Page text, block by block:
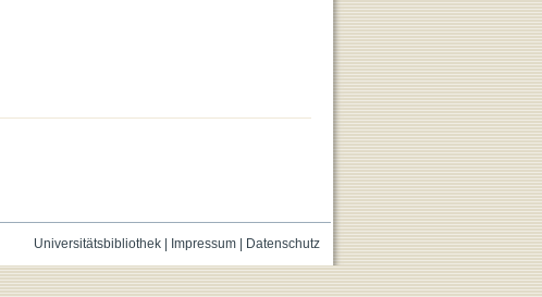
Universitätsbibliothek| Impressum| Datenschutz